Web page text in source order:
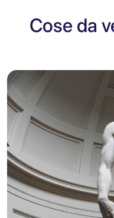
Cose da